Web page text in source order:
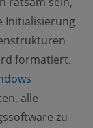
Initialisierung
formatiert.
alle
zu